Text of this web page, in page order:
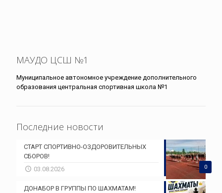
МАУДО ЦСШ №1
Муниципальное автономное учреждение дополнительного
образования центральная спортивная школа №1
Последние новости
0
СТАРТ СПОРТИВНО-ОЗДОРОВИТЕЛЬНЫХ
СБОРОВ!
03.08.2026
ДОНАБОР В ГРУППЫ ПО ШАХМАТАМ!